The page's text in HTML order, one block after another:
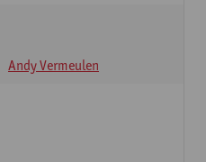
Andy Vermeulen